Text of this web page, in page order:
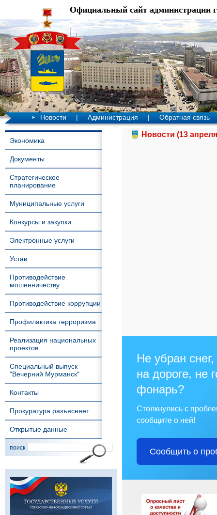
Официальный сайт администрации
Новости | Администрация | Обратная связь
Экономика
Документы
Стратегическое
планирование
Муниципальные услуги
Конкурсы и закупки
Электронные услуги
Устав
Противодействие
мошенничеству
Противодействие коррупции
Профилактика терроризма
Реализация национальных
проектов
Специальный выпуск
"Вечерний Мурманск"
Контакты
Прокуратура разъясняет
Открытые данные
поиск
Новости (13
Не убран
на дороге, не
фонарь?
Столкнулись с
сообщите о ней!
Сообщить о